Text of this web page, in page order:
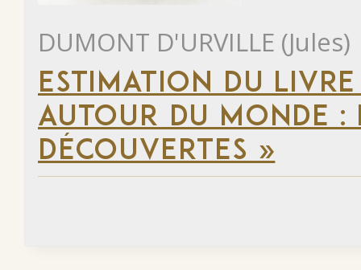
DUMONT D'URVILLE (Jules)
ESTIMATION DU
AUTOUR DU MONDE :
DÉCOUVERTES »